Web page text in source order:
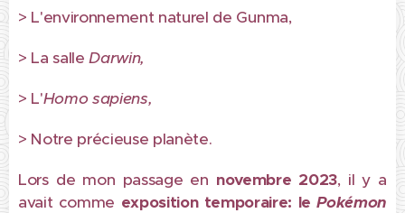
> L'environnement naturel de Gunma,
> La salleDarwin,
> L'Homo sapiens,
> Notre précieuse planète.
Lors de mon passage en novembre 2023, il y a
avait comme exposition temporaire: lePokémon